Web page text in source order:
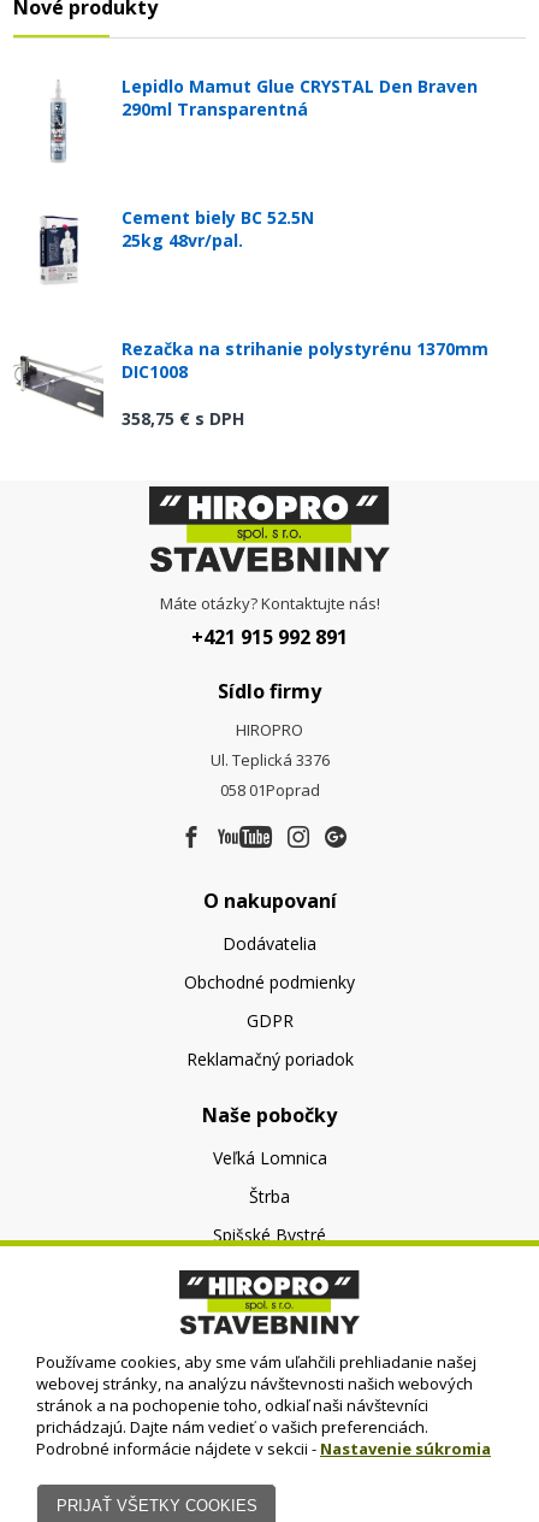
Nové produkty
Lepidlo Mamut Glue CRYSTAL Den Braven
290ml Transparentná
Cement biely BC 52.5N
25kg 48vr/pal.
Rezačka na strihanie polystyrénu 1370mm
DIC1008
358,75 € s DPH
Máte otázky? Kontaktujte nás!
+421 915 992 891
Sídlo firmy
HIROPRO
Ul. Teplická 3376
058 01Poprad
O nakupovaní
Dodávatelia
Obchodné podmienky
GDPR
Reklamačný poriadok
Naše pobočky
Veľká Lomnica
Štrba
Spišské Bystré
O nás
O spoločnosti
Kontakt
Používame cookies, aby sme vám uľahčili prehliadanie našej
webovej stránky, na analýzu návštevnosti našich webových
stránok a na pochopenie toho, odkiaľ naši návštevníci
prichádzajú. Dajte nám vedieť o vašich preferenciách.
Podrobné informácie nájdete v sekcii - Nastavenie súkromia